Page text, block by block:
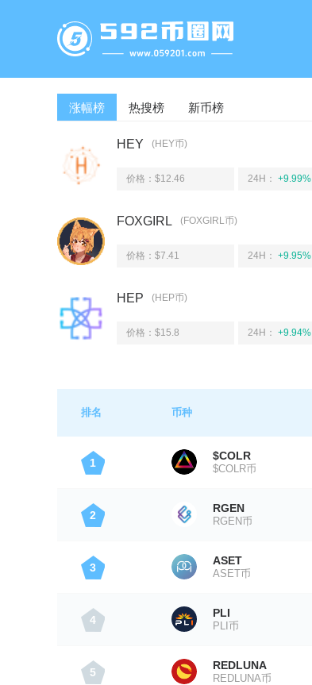
涨幅榜 热搜榜 新币榜
HEY (HEY币)
价格：$12.46 24H： +9.99%
FOXGIRL (FOXGIRL币)
价格：$7.41 24H： +9.95%
HEP (HEP币)
价格：$15.8 24H： +9.94%
排名 币种
1
$COLR
$COLR币
2
RGEN
RGEN币
3
ASET
ASET币
4
PLI
PLI币
5
REDLUNA
REDLUNA币